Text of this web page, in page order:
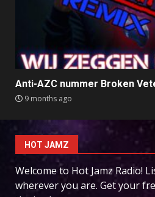
Anti-AZC nummer Broken
9 months ago
HOT JAMZ
Welcome to Hot Jamz Radio!
wherever you are. Get your